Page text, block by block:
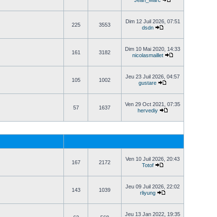
225 3553
Dim 12 Juil 2026, 07:51
dsdn
161 3182
Dim 10 Mai 2020, 14:33
nicolasmaillet
105 1002
Jeu 23 Juil 2026, 04:57
gustare
57 1637
Ven 29 Oct 2021, 07:35
hervediy
167 2172
Ven 10 Juil 2026, 20:43
Totof
143 1039
Jeu 09 Juil 2026, 22:02
rliyung
Jeu 13 Jan 2022, 19:35